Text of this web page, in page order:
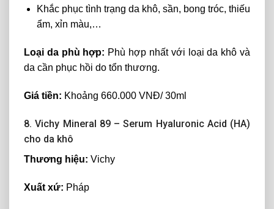
Khắc phục tình trạng da khô, sần, bong tróc, thiếu
ẩm, xỉn màu,…
Loại da phù hợp: Phù hợp nhất với loại da khô và
da cần phục hồi do tổn thương.
Giá tiền: Khoảng 660.000 VNĐ/ 30ml
8. Vichy Mineral 89 – Serum Hyaluronic Acid (HA)
cho da khô
Thương hiệu: Vichy
Xuất xứ: Pháp